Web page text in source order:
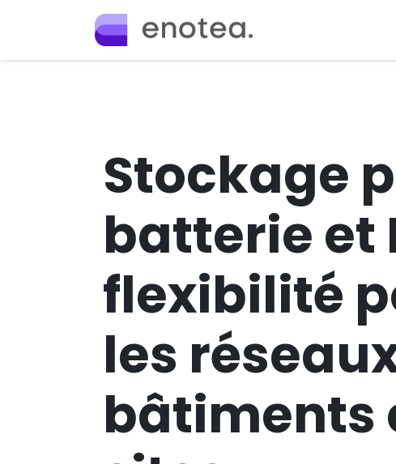
Stockage
batterie et
flexibilité
les
bâtiments